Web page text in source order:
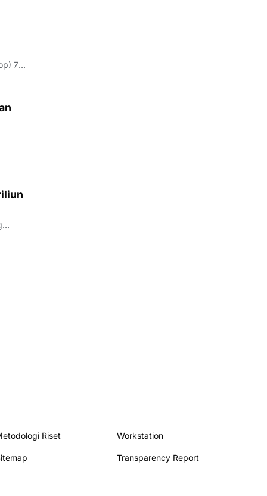
7
Riset Workstation
Transparency Report